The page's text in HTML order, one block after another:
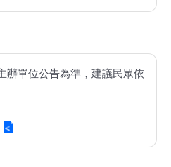
辦單位公告為準，建議民眾依